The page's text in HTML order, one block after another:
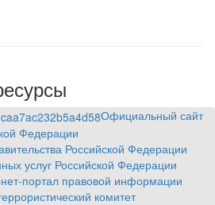
Официальный сайт
Федерации
Российской Федерации
услуг Российской Федерации
портал правовой информации
комитет